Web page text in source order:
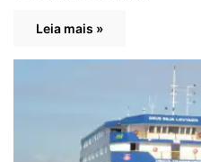
Leia mais »